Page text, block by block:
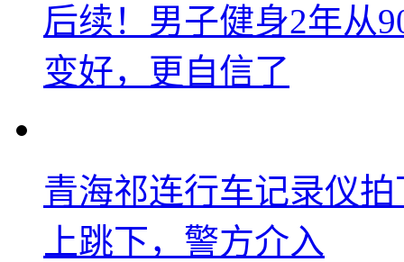
后续！男子健身2年从
变好，更自信了
青海祁连行车记录仪
上跳下，警方介入